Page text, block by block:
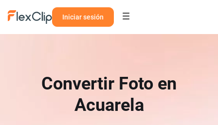
Iniciar sesión
Convertir Foto en
Acuarela